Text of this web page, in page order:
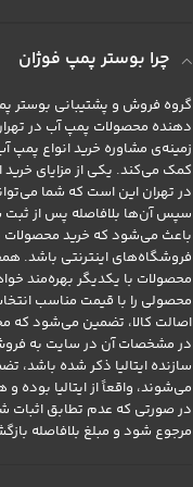
چرا بوستر پمپ فوژان
گروه فروش و پشتیبانی بوستر
دهنده محصولات پمپ آب در
زمینه‌ی مشاوره خرید انواع پمپ
کمک می‌کند. یکی از مزایای خرید
در تهران این است که شما
سپس آن‌ها بلافاصله پس از ثبت
باعث می‌شود که خرید محصولات
فروشگاه‌های اینترنتی باشد.
محصولات با یکدیگر بهره‌مند
محصولی را با قیمت مناسب
اصالت کالا، تضمین می‌شود که
در مشخصات آن در سایت به
سازنده ایتالیا ذکر شده
می‌شوند، واقعاً از ایتالیا
در صورتی که عدم تطابق
مرجوع شود و مبلغ بلافاصله